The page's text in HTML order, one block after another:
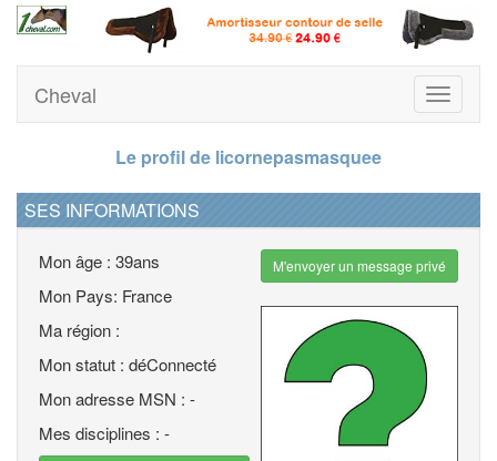
Toggle
Cheval
Le profil de licornepasmasquee
SES INFORMATIONS
Mon âge : 39ans
Mon Pays: France
Ma région :
Mon statut : déConnecté
Mon adresse MSN : -
Mes disciplines : -
M'envoyer un message privé